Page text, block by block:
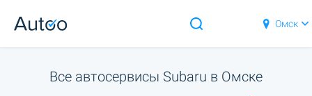
Омск
Все автосервисы Subaru в Омске